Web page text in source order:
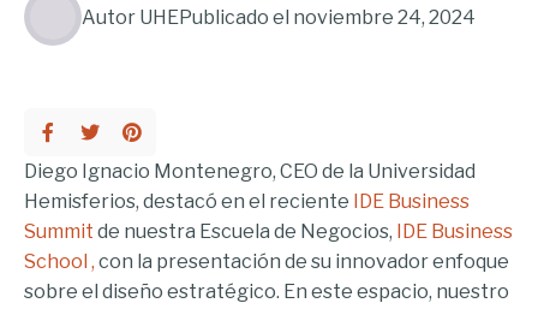
Autor UHEPublicado el noviembre 24, 2024
Diego Ignacio Montenegro, CEO de la Universidad
Hemisferios, destacó en el reciente
IDE Business
Summit de nuestra Escuela de Negocios, IDE Business
School , con la presentación de su innovador enfoque
sobre el diseño estratégico. En este espacio, nuestro